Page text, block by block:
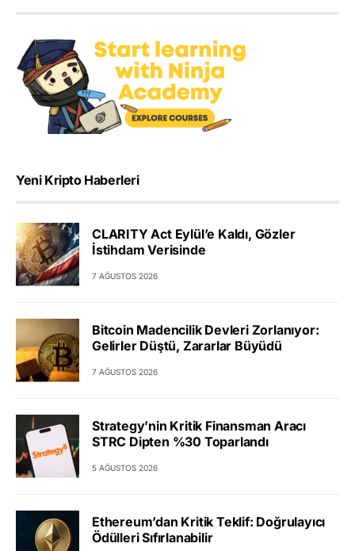
Yeni Kripto Haberleri
CLARITY Act Eylül’e Kaldı, Gözler
İstihdam Verisinde
7 AĞUSTOS 2026
Bitcoin Madencilik Devleri Zorlanıyor:
Gelirler Düştü, Zararlar Büyüdü
7 AĞUSTOS 2026
Strategy’nin Kritik Finansman Aracı
STRC Dipten %30 Toparlandı
5 AĞUSTOS 2026
Ethereum’dan Kritik Teklif: Doğrulayıcı
Ödülleri Sıfırlanabilir